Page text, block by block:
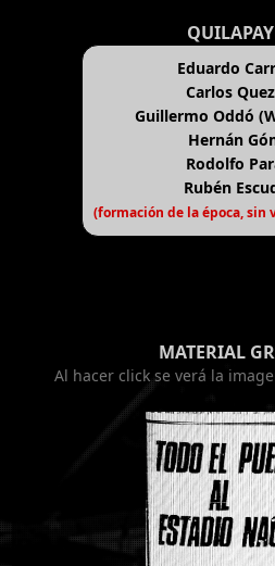
Eduardo
Carlos
Guillermo Oddó
Hernán
Rodolfo
Rubén
(formación de la época, sin
MATERIAL
Al hacer click se verá la